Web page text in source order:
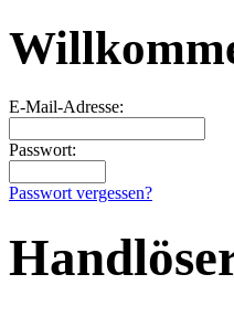
E-Mail-Adresse:
Passwort:
Passwort vergessen?